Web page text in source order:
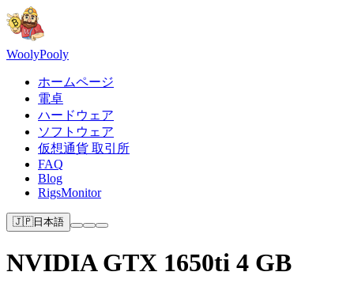
WoolyPooly
ホームページ
電卓
ハードウェア
ソフトウェア
仮想通貨 取引所
FAQ
Blog
RigsMonitor
🇯🇵日本語
NVIDIA GTX 1650ti 4 GB